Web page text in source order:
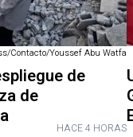
Contacto/Youssef Abu Watfa
de
de
HACE 4 HORAS